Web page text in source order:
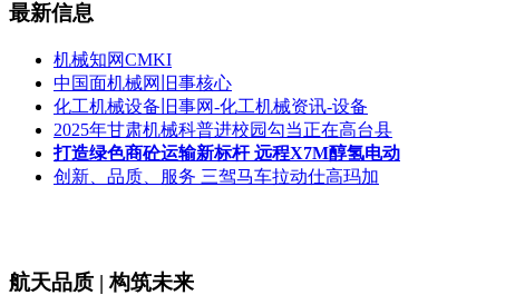
最新信息
机械知网CMKI
中国面机械网旧事核心
化工机械设备旧事网-化工机械资讯-设备
2025年甘肃机械科普进校园勾当正在高台县
打造绿色商砼运输新标杆 远程X7M醇氢电动
创新、品质、服务 三驾马车拉动仕高玛加
航天品质 | 构筑未来